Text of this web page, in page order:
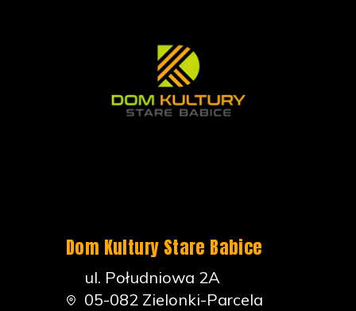
Dom Kultury Stare Babice
ul. Południowa 2A
05-082 Zielonki-Parcela